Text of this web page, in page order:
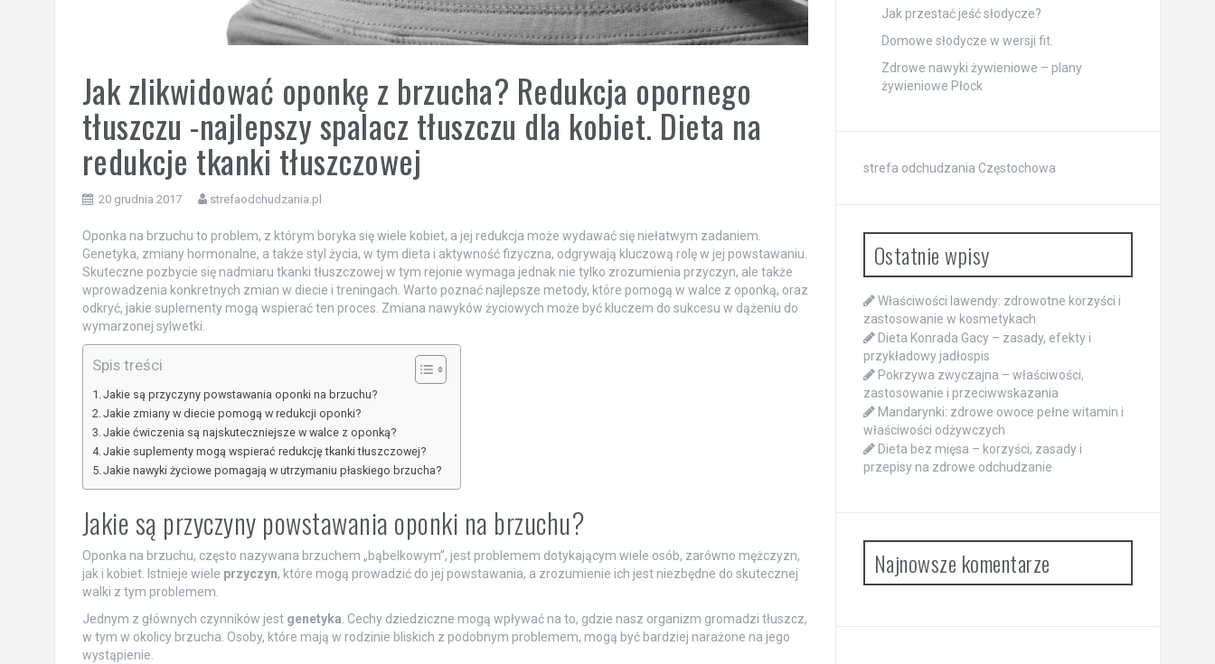
Jak zlikwidować oponkę z brzucha? Redukcja opornego
tłuszczu -najlepszy spalacz tłuszczu dla kobiet. Dieta na
redukcje tkanki tłuszczowej
20 grudnia 2017 strefaodchudzania.pl
Oponka na brzuchu to problem, z którym boryka się wiele kobiet, a jej redukcja może wydawać się niełatwym zadaniem.
Genetyka, zmiany hormonalne, a także styl życia, w tym dieta i aktywność fizyczna, odgrywają kluczową rolę w jej powstawaniu.
Skuteczne pozbycie się nadmiaru tkanki tłuszczowej w tym rejonie wymaga jednak nie tylko zrozumienia przyczyn, ale także
wprowadzenia konkretnych zmian w diecie i treningach. Warto poznać najlepsze metody, które pomogą w walce z oponką, oraz
odkryć, jakie suplementy mogą wspierać ten proces. Zmiana nawyków życiowych może być kluczem do sukcesu w dążeniu do
wymarzonej sylwetki.
Spis treści
Jakie są przyczyny powstawania oponki na brzuchu?
Jakie zmiany w diecie pomogą w redukcji oponki?
Jakie ćwiczenia są najskuteczniejsze w walce z oponką?
Jakie suplementy mogą wspierać redukcję tkanki tłuszczowej?
Jakie nawyki życiowe pomagają w utrzymaniu płaskiego brzucha?
Jakie są przyczyny powstawania oponki na brzuchu?
Oponka na brzuchu, często nazywana brzuchem „bąbelkowym”, jest problemem dotykającym wiele osób, zarówno mężczyzn,
jak i kobiet. Istnieje wiele przyczyn, które mogą prowadzić do jej powstawania, a zrozumienie ich jest niezbędne do skutecznej
walki z tym problemem.
Jednym z głównych czynników jest genetyka. Cechy dziedziczne mogą wpływać na to, gdzie nasz organizm gromadzi tłuszcz,
w tym w okolicy brzucha. Osoby, które mają w rodzinie bliskich z podobnym problemem, mogą być bardziej narażone na jego
wystąpienie.
Jak przestać jeść słodycze?
Domowe słodycze w wersji fit.
Zdrowe nawyki żywieniowe – plany
żywieniowe Płock
strefa odchudzania Częstochowa
Ostatnie wpisy
Właściwości lawendy: zdrowotne korzyści i
zastosowanie w kosmetykach
Dieta Konrada Gacy – zasady, efekty i
przykładowy jadłospis
Pokrzywa zwyczajna – właściwości,
zastosowanie i przeciwwskazania
Mandarynki: zdrowe owoce pełne witamin i
właściwości odżywczych
Dieta bez mięsa – korzyści, zasady i
przepisy na zdrowe odchudzanie
Najnowsze komentarze